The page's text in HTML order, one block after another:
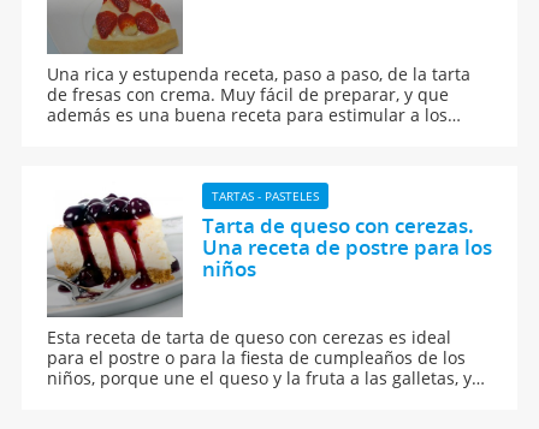
Una rica y estupenda receta, paso a paso, de la tarta
de fresas con crema. Muy fácil de preparar, y que
además es una buena receta para estimular a los
TARTAS - PASTELES
Tarta de queso con cerezas.
Una receta de postre para los
niños
Esta receta de tarta de queso con cerezas es ideal
para el postre o para la fiesta de cumpleaños de los
niños, porque une el queso y la fruta a las galletas, y